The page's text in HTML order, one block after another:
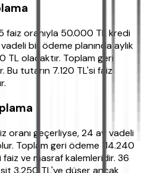
faiz oranıyla 50.000 TL kredi
bir ödeme planında aylık
TL olacaktır. Toplam geri
Bu tutarın 7.120 TL'si faiz
oranı geçerliyse, 24 ay vadeli
Toplam geri ödeme 114.240
faiz ve masraf kalemleridir. 36
3.250 TL'ye düşer ancak